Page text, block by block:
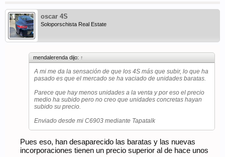
oscar 4S
Soloporschista Real Estate
mendalerenda dijo: ↑
A mi me da la sensación de que los 4S más que subir, lo que ha
pasado es que el mercado se ha vaciado de unidades baratas.
Parece que hay menos unidades a la venta y por eso el precio
medio ha subido pero no creo que unidades concretas hayan
subido su precio.
Enviado desde mi C6903 mediante Tapatalk
Pues eso, han desaparecido las baratas y las nuevas
incorporaciones tienen un precio superior al de hace unos